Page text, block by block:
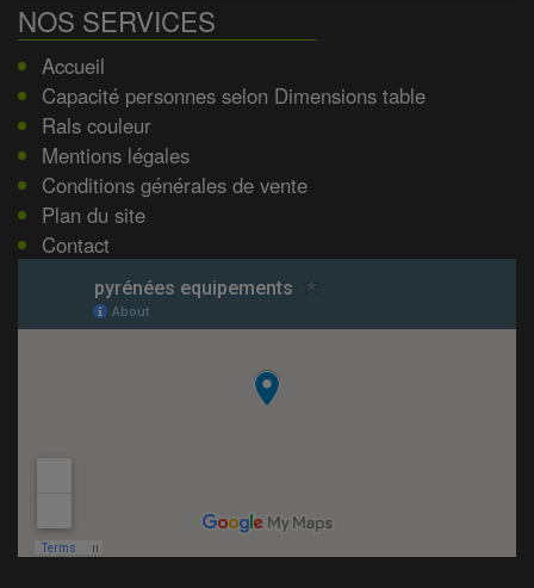
NOS SERVICES
Accueil
Capacité personnes selon Dimensions table
Rals couleur
Mentions légales
Conditions générales de vente
Plan du site
Contact